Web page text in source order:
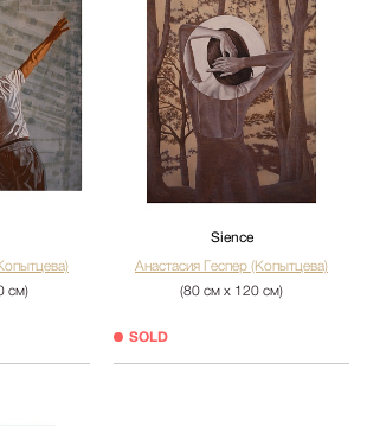
см)
Sience
Анастасия Геспер (Копытцева)
(80 см х 120 см)
SOLD